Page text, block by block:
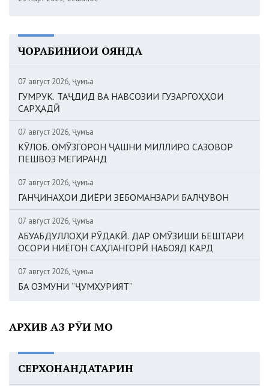
ЧОРАБИНИҲОИ ОЯНДА
07 август 2026, Ҷумъа
ГУМРУК. ТАҶДИД ВА НАВСОЗИИ ГУЗАРГОҲҲОИ
САРҲАДӢ
07 август 2026, Ҷумъа
КӮЛОБ. ОМӮЗГОРОН ҶАШНИ МИЛЛИРО САЗОВОР
ПЕШВОЗ МЕГИРАНД
07 август 2026, Ҷумъа
ГАНҶИНАҲОИ ДИЁРИ ЗЕБОМАНЗАРИ БАЛҶУВОН
07 август 2026, Ҷумъа
АБУАБДУЛЛОҲИ РӮДАКӢ. ДАР ОМӮЗИШИ БЕШТАРИ
ОСОРИ НИЁГОН САҲЛАНГОРӢ НАБОЯД КАРД
07 август 2026, Ҷумъа
БА ОЗМУНИ “ҶУМҲУРИЯТ”
АРХИВ АЗ РӮИ МОҲ
СЕРХОНАНДАТАРИН